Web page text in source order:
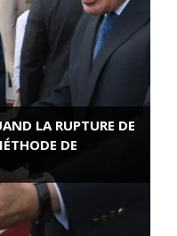
LA RUPTURE DE
DE
RESISTANCE